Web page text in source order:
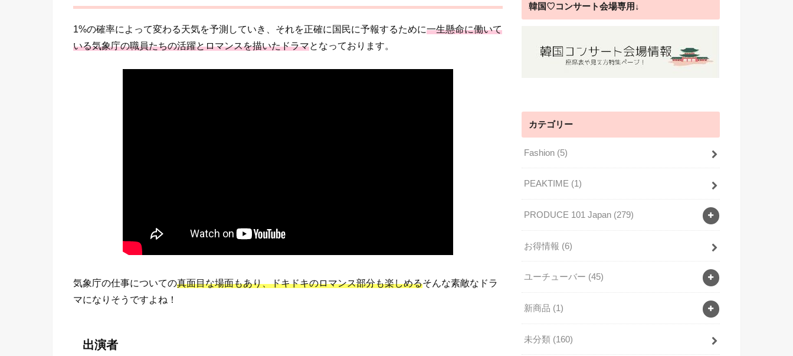
1%の確率によって変わる天気を予測していき、それを正確に国民に予報するために一生懸命に働いて
いる気象庁の職員たちの活躍とロマンスを描いたドラマとなっております。
気象庁の仕事についての真面目な場面もあり、ドキドキのロマンス部分も楽しめるそんな素敵なドラ
マになりそうですよね！
出演者
韓国♡コンサート会場専用↓
カテゴリー
Fashion (5)
PEAKTIME (1)
PRODUCE 101 Japan (279)
お得情報 (6)
ユーチューバー (45)
新商品 (1)
未分類 (160)